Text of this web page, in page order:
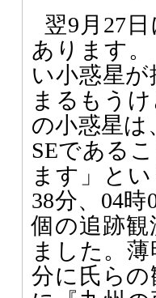
翌9月27
あります
い小惑星
まるもう
の小惑星は
SEである
ます」と
38分、04
個の追跡
ました。
分に氏ら